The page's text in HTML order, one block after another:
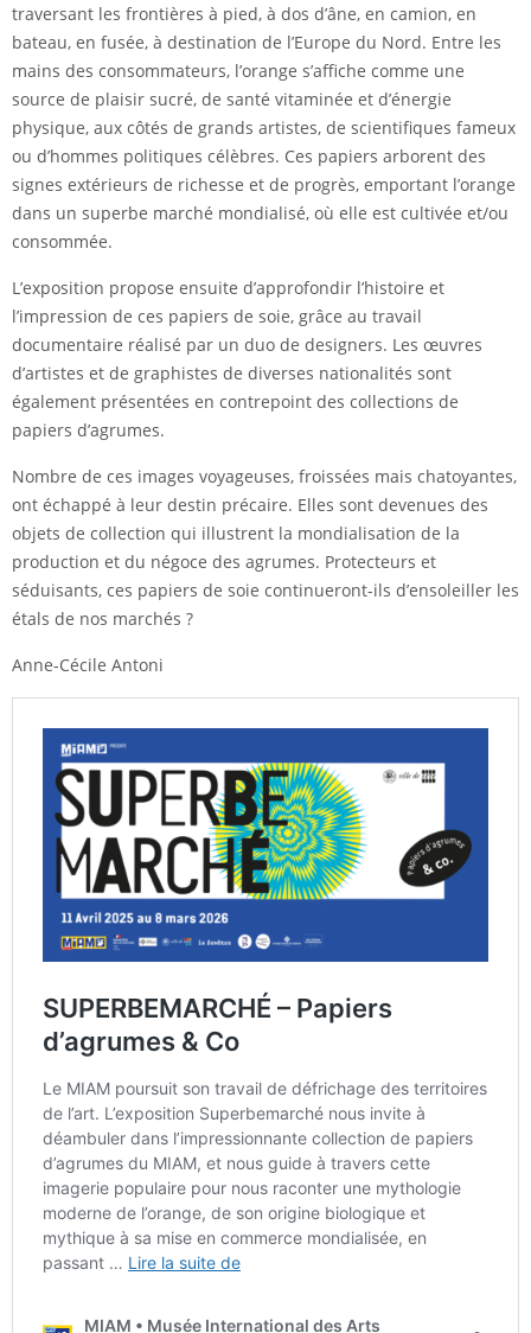
traversant les frontières à pied, à dos d’âne, en camion, en
bateau, en fusée, à destination de l’Europe du Nord. Entre les
mains des consommateurs, l’orange s’affiche comme une
source de plaisir sucré, de santé vitaminée et d’énergie
physique, aux côtés de grands artistes, de scientifiques fameux
ou d’hommes politiques célèbres. Ces papiers arborent des
signes extérieurs de richesse et de progrès, emportant l’orange
dans un superbe marché mondialisé, où elle est cultivée et/ou
consommée.
L’exposition propose ensuite d’approfondir l’histoire et
l’impression de ces papiers de soie, grâce au travail
documentaire réalisé par un duo de designers. Les œuvres
d’artistes et de graphistes de diverses nationalités sont
également présentées en contrepoint des collections de
papiers d’agrumes.
Nombre de ces images voyageuses, froissées mais chatoyantes,
ont échappé à leur destin précaire. Elles sont devenues des
objets de collection qui illustrent la mondialisation de la
production et du négoce des agrumes. Protecteurs et
séduisants, ces papiers de soie continueront-ils d’ensoleiller les
étals de nos marchés ?
Anne-Cécile Antoni